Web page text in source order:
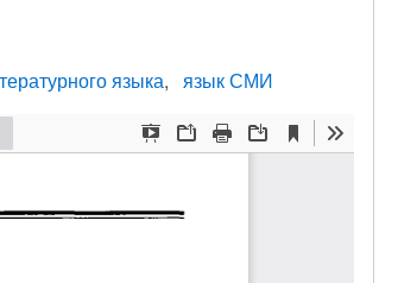
языка язык СМИ